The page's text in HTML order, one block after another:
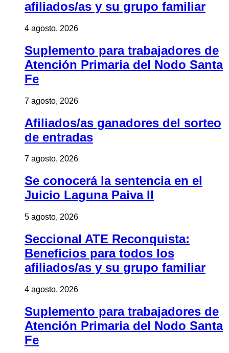
afiliados/as y su grupo familiar
4 agosto, 2026
Suplemento para trabajadores de
Atención Primaria del Nodo Santa
Fe
7 agosto, 2026
Afiliados/as ganadores del sorteo
de entradas
7 agosto, 2026
Se conocerá la sentencia en el
Juicio Laguna Paiva II
5 agosto, 2026
Seccional ATE Reconquista:
Beneficios para todos los
afiliados/as y su grupo familiar
4 agosto, 2026
Suplemento para trabajadores de
Atención Primaria del Nodo Santa
Fe